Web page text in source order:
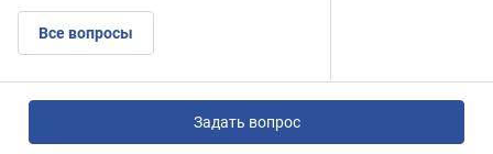
Все вопросы
Задать вопрос